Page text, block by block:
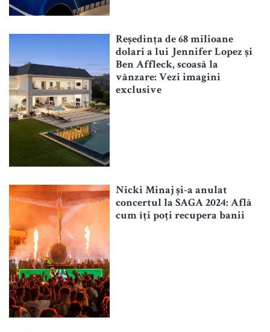
Reședința de 68 milioane
dolari a lui Jennifer Lopez și
Ben Affleck, scoasă la
vânzare: Vezi imagini
exclusive
Nicki Minaj și-a anulat
concertul la SAGA 2024: Află
cum îți poți recupera banii